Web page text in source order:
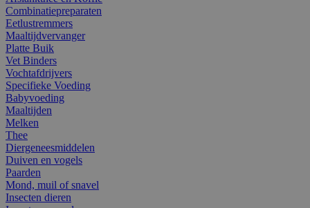
Combinatiepreparaten
Eetlustremmers
Maaltijdvervanger
Platte Buik
Vet Binders
Vochtafdrijvers
Specifieke Voeding
Babyvoeding
Maaltijden
Melken
Thee
Diergeneesmiddelen
Duiven en vogels
Paarden
Mond, muil of snavel
Insecten dieren